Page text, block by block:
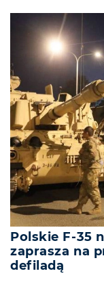
Polskie F-35
zaprasza na
defiladą